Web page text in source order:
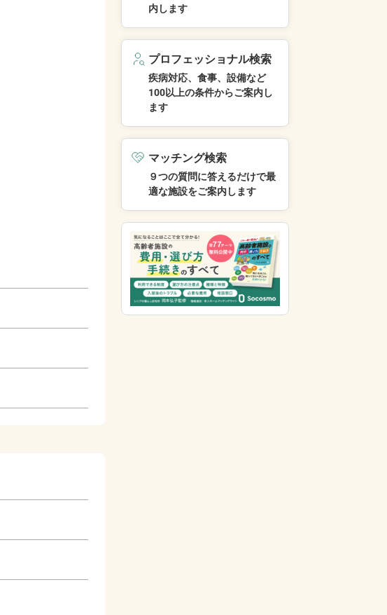
内します
プロフェッショナル検索
疾病対応、食事、設備など
100以上の条件からご案内し
ます
マッチング検索
９つの質問に答えるだけで最
適な施設をご案内します